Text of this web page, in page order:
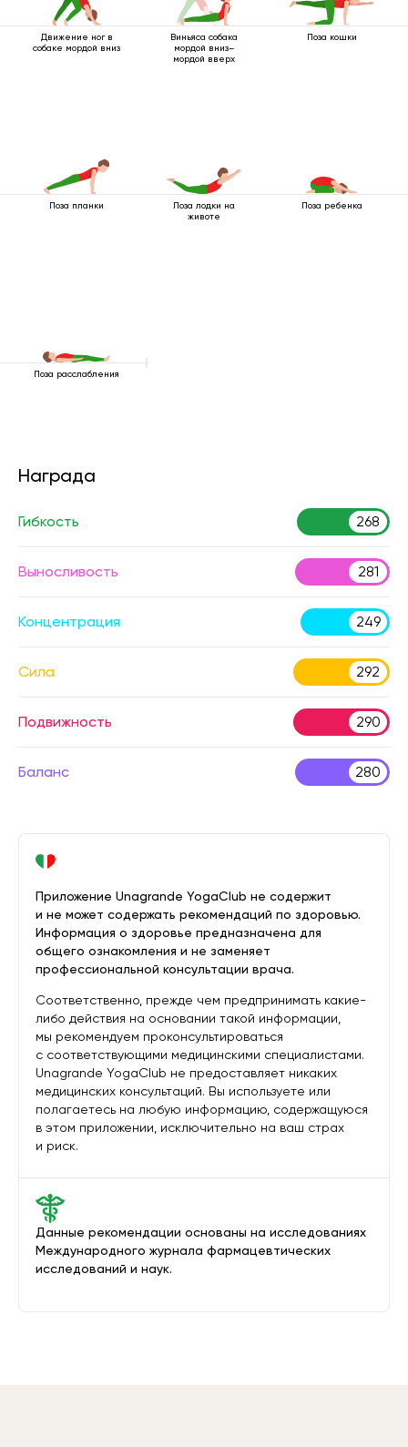
Движение ног в
собаке мордой вниз
Виньяса собака
мордой вниз–
мордой вверх
Поза кошки
Поза планки
Поза лодки на
животе
Поза ребенка
Поза расслабления
Награда
Гибкость 268
Выносливость 281
Концентрация 249
Сила 292
Подвижность 290
Баланс 280
Данные рекомендации основаны на исследованиях
Международного журнала фармацевтических
исследований и наук.
Приложение Unagrande YogaClub не содержит
и не может содержать рекомендаций по здоровью.
Информация о здоровье предназначена для
общего ознакомления и не заменяет
профессиональной консультации врача.
Соответственно, прежде чем предпринимать какие-
либо действия на основании такой информации,
мы рекомендуем проконсультироваться
с соответствующими медицинскими специалистами.
Unagrande YogaClub не предоставляет никаких
медицинских консультаций. Вы используете или
полагаетесь на любую информацию, содержащуюся
в этом приложении, исключительно на ваш страх
и риск.